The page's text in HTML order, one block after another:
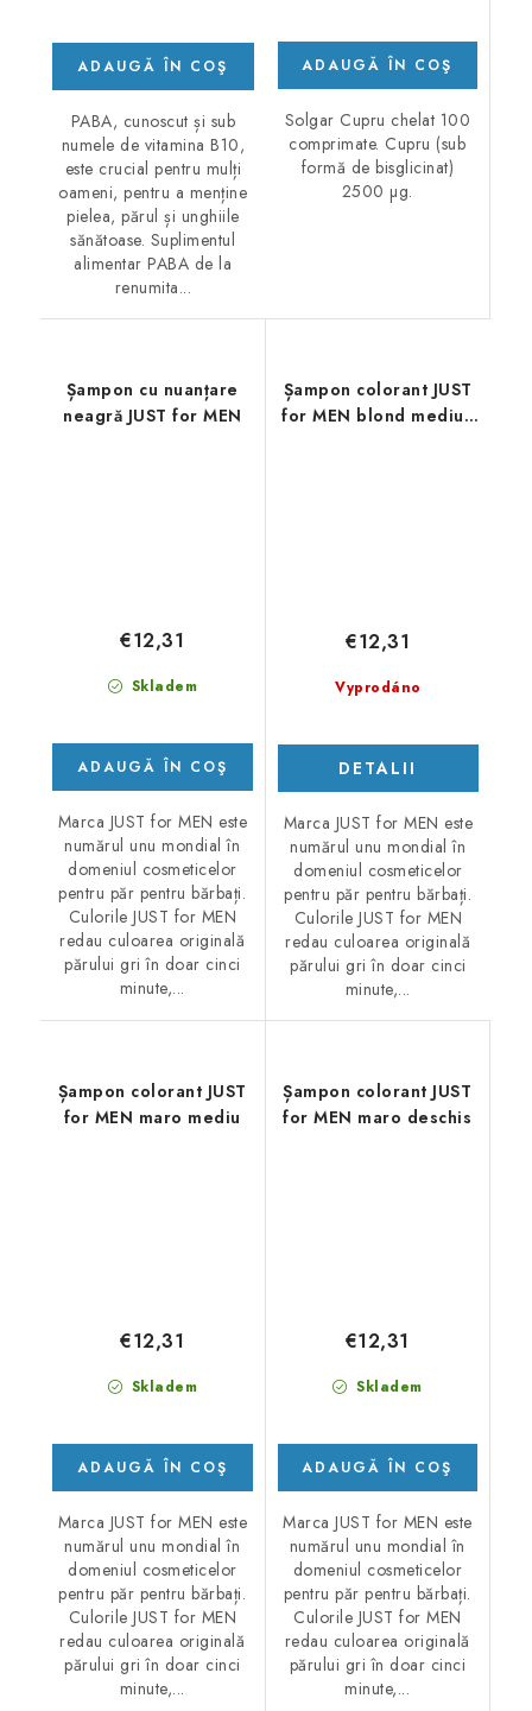
ADAUGĂ ÎN COŞ
PABA, cunoscut și sub
numele de vitamina B10,
este crucial pentru mulți
oameni, pentru a menține
pielea, părul și unghiile
sănătoase. Suplimentul
alimentar PABA de la
renumita...
ADAUGĂ ÎN COŞ
Solgar Cupru chelat 100
comprimate. Cupru (sub
formă de bisglicinat)
2500 µg.
Șampon cu nuanțare
neagră JUST for MEN
Skladem
€12,31
ADAUGĂ ÎN COŞ
Marca JUST for MEN este
numărul unu mondial în
domeniul cosmeticelor
pentru păr pentru bărbați.
Culorile JUST for MEN
redau culoarea originală
părului gri în doar cinci
minute,...
Șampon colorant JUST
for MEN blond mediu -
Vyprodáno
€12,31
DETALII
Marca JUST for MEN este
numărul unu mondial în
domeniul cosmeticelor
pentru păr pentru bărbați.
Culorile JUST for MEN
redau culoarea originală
părului gri în doar cinci
minute,...
Șampon colorant JUST
for MEN maro mediu
Skladem
€12,31
ADAUGĂ ÎN COŞ
Marca JUST for MEN este
numărul unu mondial în
domeniul cosmeticelor
pentru păr pentru bărbați.
Culorile JUST for MEN
redau culoarea originală
părului gri în doar cinci
minute,...
Șampon colorant JUST
for MEN maro deschis
Skladem
€12,31
ADAUGĂ ÎN COŞ
Marca JUST for MEN este
numărul unu mondial în
domeniul cosmeticelor
pentru păr pentru bărbați.
Culorile JUST for MEN
redau culoarea originală
părului gri în doar cinci
minute,...